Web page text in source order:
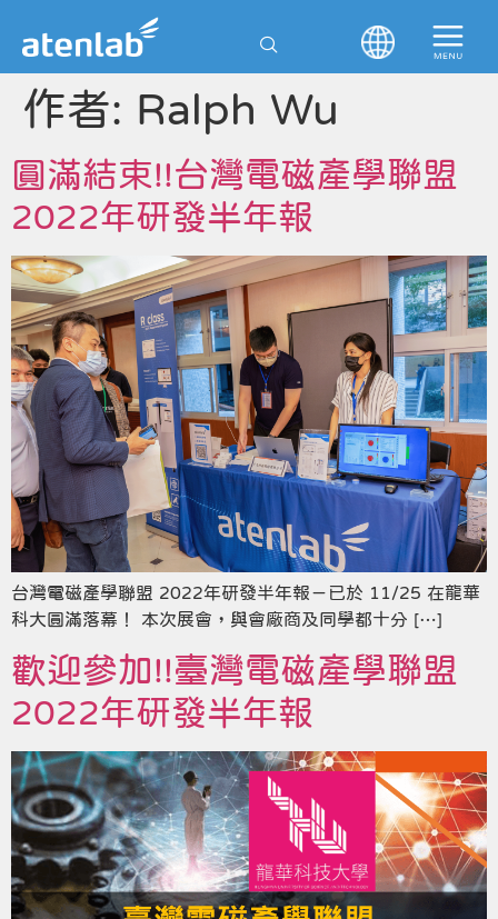
作者: Ralph Wu
圓滿結束!!台灣電磁產學聯盟
2022年研發半年報
台灣電磁產學聯盟 2022年研發半年報－已於 11/25 在龍華
科大圓滿落幕！ 本次展會，與會廠商及同學都十分 […]
歡迎參加!!臺灣電磁產學聯盟
2022年研發半年報